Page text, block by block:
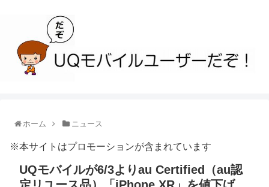
ホーム ニュース
※本サイトはプロモーションが含まれています
UQモバイルが6/3よりau Certified（au認